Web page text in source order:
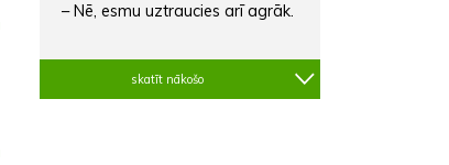
– Nē, esmu uztraucies arī agrāk.
skatīt nākošo